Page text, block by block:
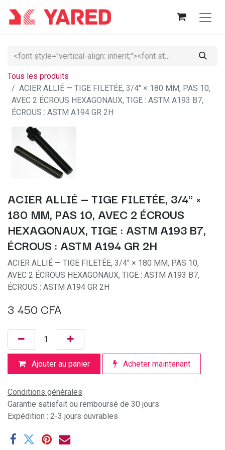
Tous les produits
ACIER ALLIÉ — TIGE FILETÉE, 3/4" × 180 MM, PAS 10,
AVEC 2 ÉCROUS HEXAGONAUX, TIGE : ASTM A193 B7,
ÉCROUS : ASTM A194 GR 2H
ACIER ALLIÉ — TIGE FILETÉE, 3/4" ×
180 MM, PAS 10, AVEC 2 ÉCROUS
HEXAGONAUX, TIGE : ASTM A193 B7,
ÉCROUS : ASTM A194 GR 2H
ACIER ALLIÉ — TIGE FILETÉE, 3/4" × 180 MM, PAS 10,
AVEC 2 ÉCROUS HEXAGONAUX, TIGE : ASTM A193 B7,
ÉCROUS : ASTM A194 GR 2H
3 450 CFA
Ajouter au panier Acheter maintenant
Conditions générales
Garantie satisfait ou remboursé de 30 jours
Expédition : 2-3 jours ouvrables